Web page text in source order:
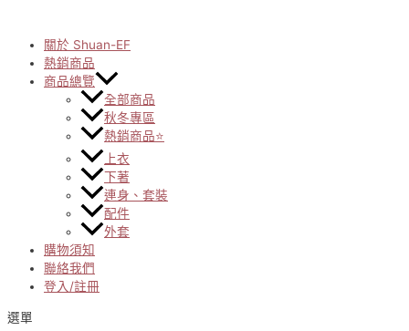
content關於 Shuan-EF
熱銷商品
商品總覽
全部商品
秋冬專區
熱銷商品⭐
上衣
下著
連身、套裝
配件
外套
購物須知
聯絡我們
登入/註冊
選單